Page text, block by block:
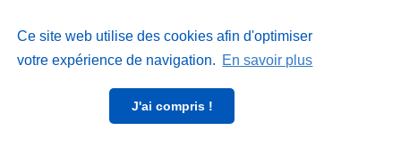
Ce site web utilise des cookies afin d'optimiser
votre expérience de navigation. En savoir plus
J'ai compris !